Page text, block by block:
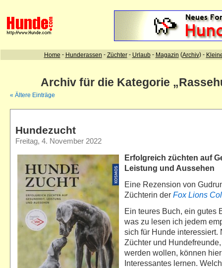
Archiv für die Kategorie
« Ältere Einträge
Hundezucht
Freitag, 4. November 2022
Erfolgreich züchten auf
Leistung und Aussehen
Eine Rezension von
Züchterin der Fox Lions
Ein teures Buch, ein gutes
was zu lesen ich jedem
sich für Hunde interessiert.
Züchter und
werden wollen, können
Interessantes lernen.